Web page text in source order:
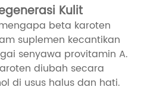
Kulit
beta karoten
suplemen kecantikan
senyawa provitamin A.
diubah secara
di usus halus dan hati.